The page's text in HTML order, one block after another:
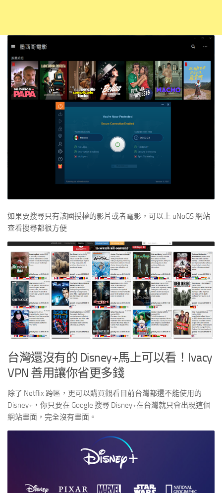
如果要搜尋只有該國授權的影片或者電影，可以上 uNoGS 網站
查看搜尋都很方便
台灣還沒有的 Disney+馬上可以看！Ivacy
VPN 善用讓你省更多錢
除了 Netflix 跨區，更可以購買觀看目前台灣都還不能使用的
Disney+，你只要在 Google 搜尋 Disney+在台灣就只會出現這個
網站畫面，完全沒有畫面。